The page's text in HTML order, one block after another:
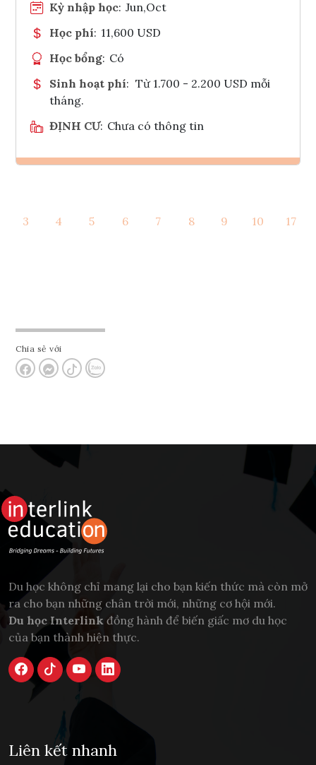
Kỳ nhập học: Jun,Oct
Học phí: 11,600 USD
Học bổng: Có
Sinh hoạt phí: Từ 1.700 - 2.200 USD mỗi
tháng.
ĐỊNH CƯ: Chưa có thông tin
Tham vấn Interlink
3 4 5 6 7 8 9 10 17
Chia sẻ với
Du học không chỉ mang lại cho bạn kiến thức mà còn mở
ra cho bạn những chân trời mới, những cơ hội mới.
Du học Interlink đồng hành để biến giấc mơ du học
của bạn thành hiện thực.
Liên kết nhanh